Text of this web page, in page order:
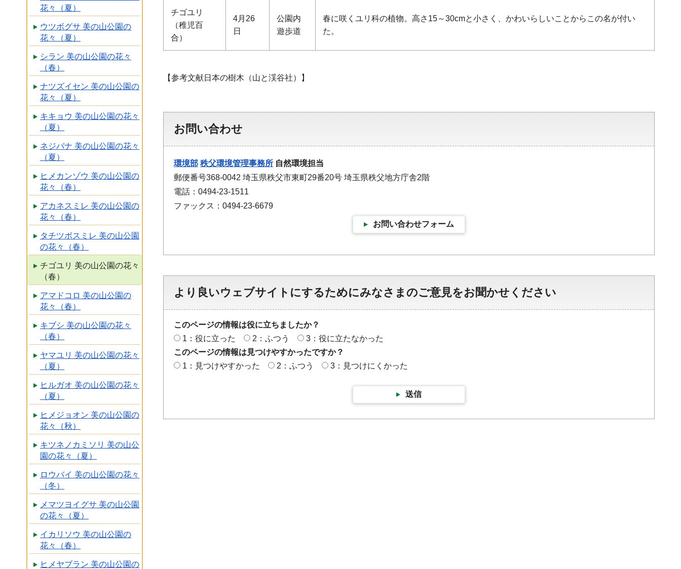
花々（夏）
ウツボグサ 美の山公園の
花々（夏）
シラン 美の山公園の花々
（春）
ナツズイセン 美の山公園の
花々（夏）
キキョウ 美の山公園の花々
（夏）
ネジバナ 美の山公園の花々
（夏）
ヒメカンゾウ 美の山公園の
花々（春）
アカネスミレ 美の山公園の
花々（春）
タチツボスミレ 美の山公園
の花々（春）
チゴユリ 美の山公園の花々
（春）
アマドコロ 美の山公園の
花々（春）
キブシ 美の山公園の花々
（春）
ヤマユリ 美の山公園の花々
（夏）
ヒルガオ 美の山公園の花々
（夏）
ヒメジョオン 美の山公園の
花々（秋）
キツネノカミソリ 美の山公
園の花々（夏）
ロウバイ 美の山公園の花々
（冬）
メマツヨイグサ 美の山公園
の花々（夏）
イカリソウ 美の山公園の
花々（春）
ヒメヤブラン 美の山公園の
チゴユリ
（稚児百
合）
4月26
日
公園内
遊歩道
春に咲くユリ科の植物。高さ15～30cmと小さく、かわいらしいことからこの名が付い
た。
【参考文献日本の樹木（山と渓谷社）】
お問い合わせ
環境部 秩父環境管理事務所 自然環境担当
郵便番号368-0042 埼玉県秩父市東町29番20号 埼玉県秩父地方庁舎2階
電話：0494-23-1511
ファックス：0494-23-6679
お問い合わせフォーム
より良いウェブサイトにするためにみなさまのご意見をお聞かせください
このページの情報は役に立ちましたか？
1：役に立った
2：ふつう
3：役に立たなかった
このページの情報は見つけやすかったですか？
1：見つけやすかった
2：ふつう 3：見つけにくかった
送信